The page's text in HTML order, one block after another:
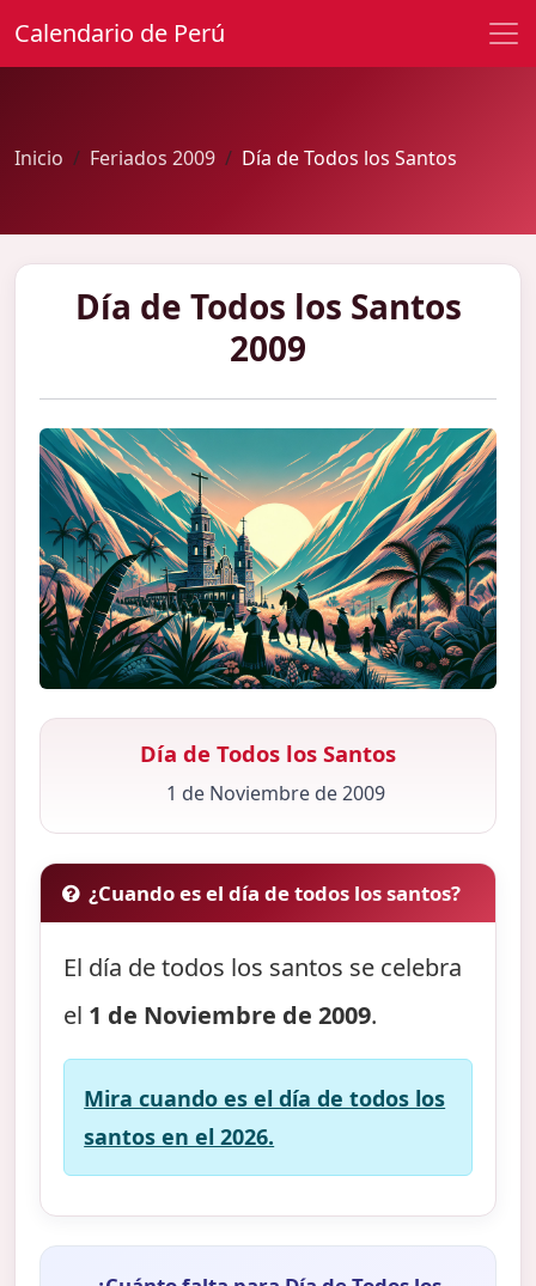
Calendario de Perú
Inicio Feriados 2009 Día de Todos los Santos
Día de Todos los Santos
2009
Día de Todos los Santos
1 de Noviembre de 2009
¿Cuando es el día de todos los santos?
El día de todos los santos se celebra
el 1 de Noviembre de 2009.
Mira cuando es el día de todos los
santos en el 2026.